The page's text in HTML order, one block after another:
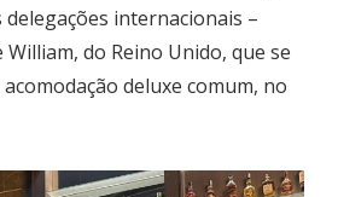
internacionais –
do Reino Unido, que se
deluxe comum, no